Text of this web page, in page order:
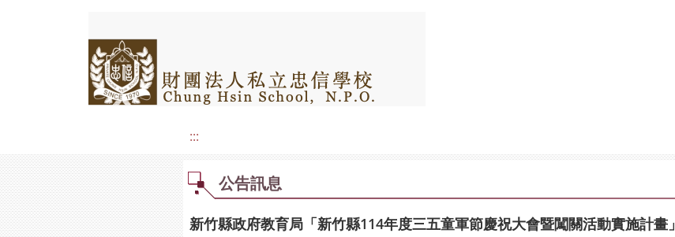
:::
公告訊息
新竹縣政府教育局「新竹縣114年度三五童軍節慶祝大會暨闖關活動實施計畫」